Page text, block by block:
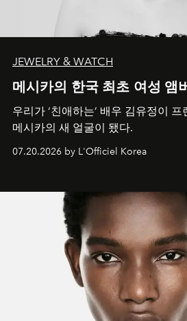
JEWELRY & WATCH
메시카의 한국 최초 여성 앰
우리가 ‘친애하는’ 배우 김유정이
메시카의 새 얼굴이 됐다.
07.20.2026 by L'Officiel Korea